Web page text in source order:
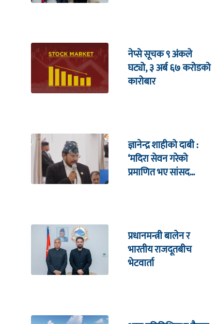
नेप्से सूचक ९ अंकले
घट्यो, ३ अर्ब ६७ करोडको
कारोबार
ज्ञानेन्द्र शाहीको दाबी :
‘मदिरा सेवन गरेको
प्रमाणित भए सांसद
प्रधानमन्त्री बालेन र
भारतीय राजदूतबीच
भेटवार्ता